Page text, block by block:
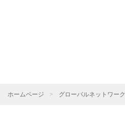
ホームページ > グローバルネットワーク